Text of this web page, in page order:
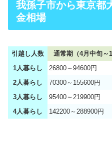
我孫子市から東京都
金相場
引越し人数 通常期（4月中旬～1
1人暮らし
26800～94600円
2人暮らし
70300～155600円
3人暮らし
95400～219900円
4人暮らし
142200～288900円